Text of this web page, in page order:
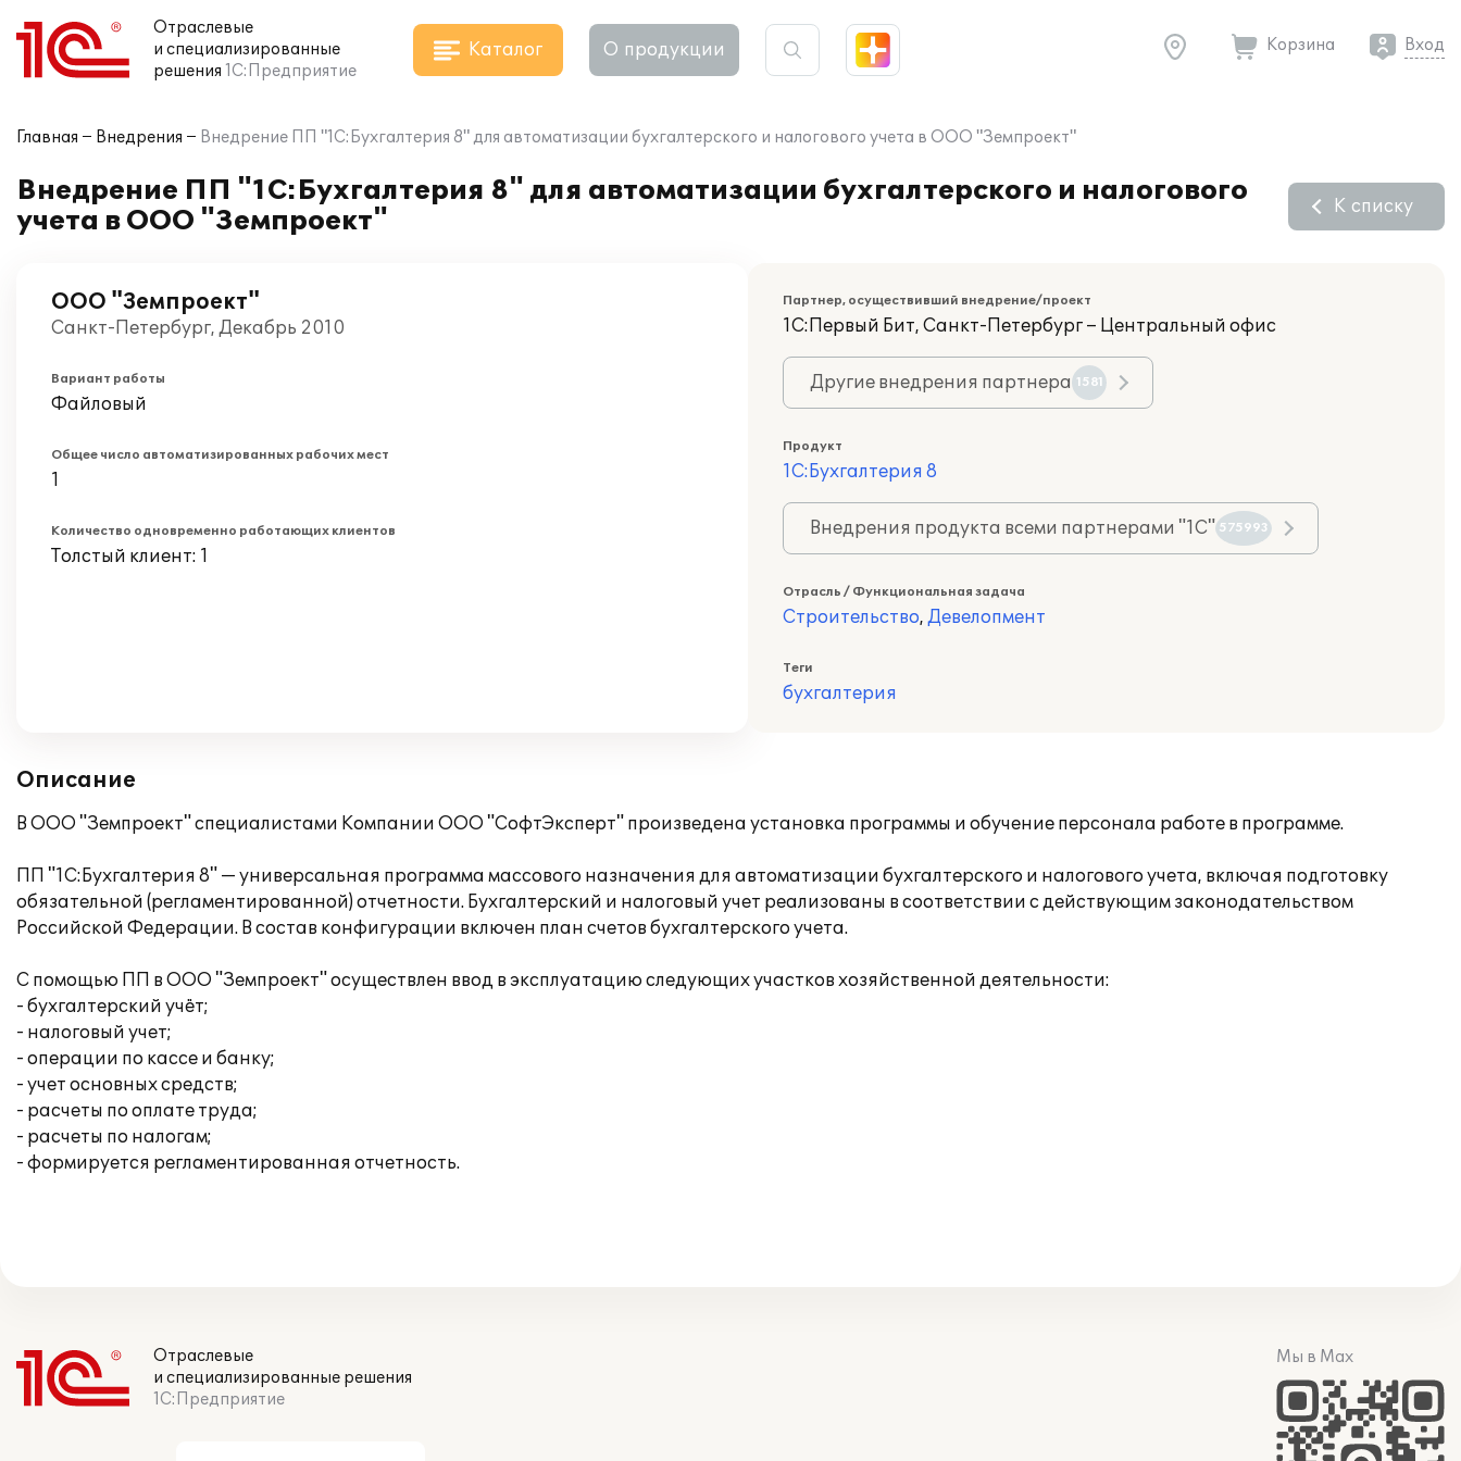
Отраслевые
и специализированные
решения 1С:Предприятие
Каталог О продукции Корзина Вход
Главная Внедрения Внедрение ПП "1С:Бухгалтерия 8" для автоматизации бухгалтерского и налогового учета в ООО "Земпроект"
Внедрение ПП "1С:Бухгалтерия 8" для автоматизации бухгалтерского и налогового
учета в ООО "Земпроект"
К списку
ООО "Земпроект"
Санкт-Петербург, Декабрь 2010
Вариант работы
Файловый
Общее число автоматизированных рабочих мест
1
Количество одновременно работающих клиентов
Толстый клиент: 1
Партнер, осуществивший внедрение/проект
1С:Первый Бит, Санкт-Петербург – Центральный офис
Другие внедрения партнера 1581
Продукт
1С:Бухгалтерия 8
Внедрения продукта всеми партнерами "1С" 575993
Отрасль / Функциональная задача
Строительство, Девелопмент
Теги
бухгалтерия
Описание
В ООО "Земпроект" специалистами Компании ООО "СофтЭксперт" произведена установка программы и обучение персонала работе в программе.
ПП "1С:Бухгалтерия 8" — универсальная программа массового назначения для автоматизации бухгалтерского и налогового учета, включая подготовку
обязательной (регламентированной) отчетности. Бухгалтерский и налоговый учет реализованы в соответствии с действующим законодательством
Российской Федерации. В состав конфигурации включен план счетов бухгалтерского учета.
С помощью ПП в ООО "Земпроект" осуществлен ввод в эксплуатацию следующих участков хозяйственной деятельности:
- бухгалтерский учёт;
- налоговый учет;
- операции по кассе и банку;
- учет основных средств;
- расчеты по оплате труда;
- расчеты по налогам;
- формируется регламентированная отчетность.
Отраслевые
и специализированные решения
1С:Предприятие
Мы в Max